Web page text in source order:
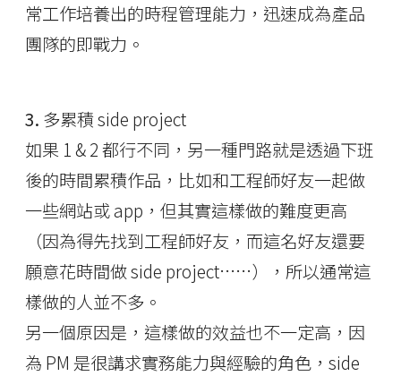
常工作培養出的時程管理能力，迅速成為產品
團隊的即戰力。
3. 多累積 side project
如果 1 & 2 都行不同，另一種門路就是透過下班
後的時間累積作品，比如和工程師好友一起做
一些網站或 app，但其實這樣做的難度更高
（因為得先找到工程師好友，而這名好友還要
願意花時間做 side project……），所以通常這
樣做的人並不多。
另一個原因是，這樣做的效益也不一定高，因
為 PM 是很講求實務能力與經驗的角色，side